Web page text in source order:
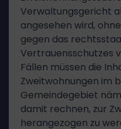
Verwaltungsgericht
angesehen wird,
gegen das
Vertrauensschutzes
Fällen müssen die
Zweitwohnungen im
Gemeindegebiet
damit rechnen, zur
herangezogen zu